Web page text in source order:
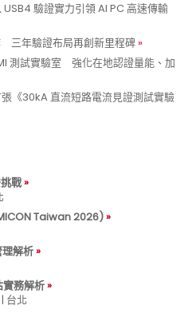
驗證實力引領 AI PC 高速傳輸
三年驗證布局再創新里程碑
測試實驗室 強化在地認證量能、加
《30kA 直流短路電流見證測試實驗
戰
Taiwan 2026)
解析
實務解析
台北